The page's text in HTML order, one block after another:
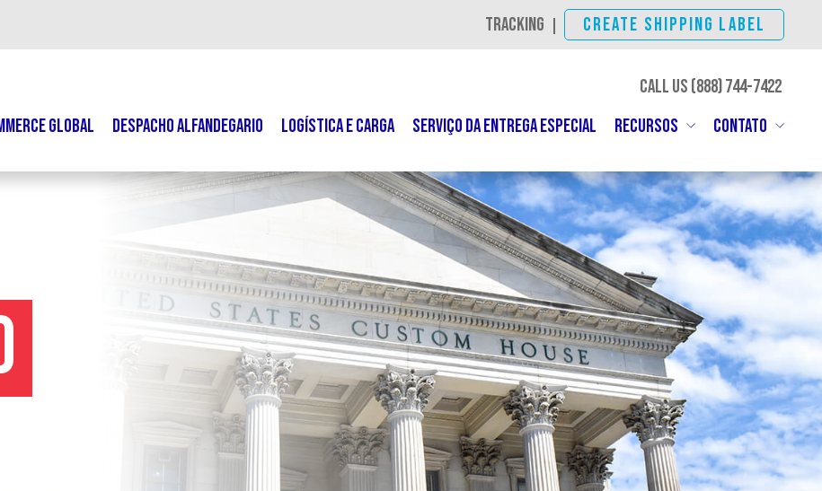
TRACKING CREATE SHIPPING LABEL
CALL US (888)SHIP-IBC
GLOBAL
DESPACHO ALFANDEGARIO LOGÍSTICA E CARGA SERVIÇO DA ENTREGA ESPECIAL RECURSOS CONTATO